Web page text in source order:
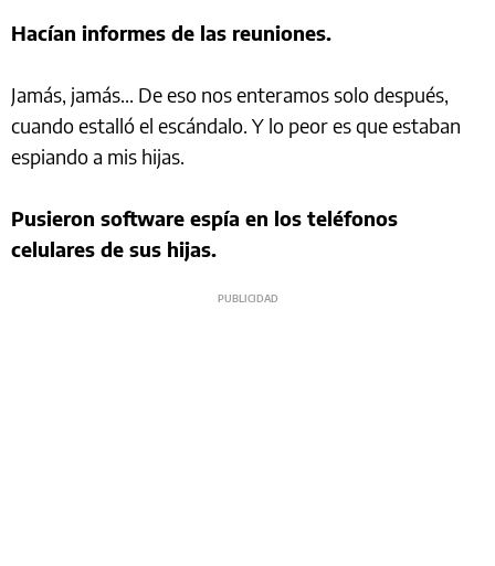
Hacían informes de las reuniones.
Jamás, jamás... De eso nos enteramos solo después,
cuando estalló el escándalo. Y lo peor es que estaban
espiando a mis hijas.
Pusieron software espía en los teléfonos
celulares de sus hijas.